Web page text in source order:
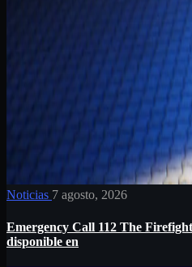
Noticias 7 agosto, 2026
Emergency Call 112 The
disponible en